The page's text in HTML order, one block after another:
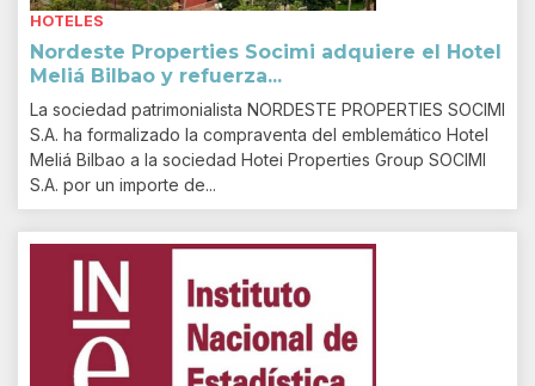
HOTELES
Nordeste Properties Socimi adquiere el Hotel
Meliá Bilbao y refuerza...
La sociedad patrimonialista NORDESTE PROPERTIES SOCIMI
S.A. ha formalizado la compraventa del emblemático Hotel
Meliá Bilbao a la sociedad Hotei Properties Group SOCIMI
S.A. por un importe de...